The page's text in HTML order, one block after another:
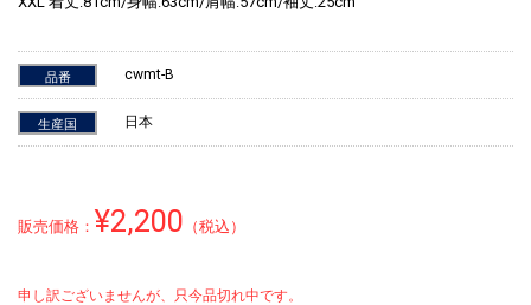
品番 cwmt-B
生産国 日本
販売価格： ¥2,200 （税込）
申し訳ございませんが、只今品切れ中です。